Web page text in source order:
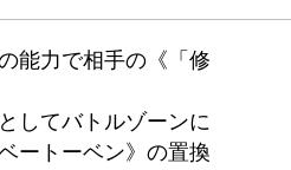
能力で相手の《「修
してバトルゾーンに
ートーベン》の置換